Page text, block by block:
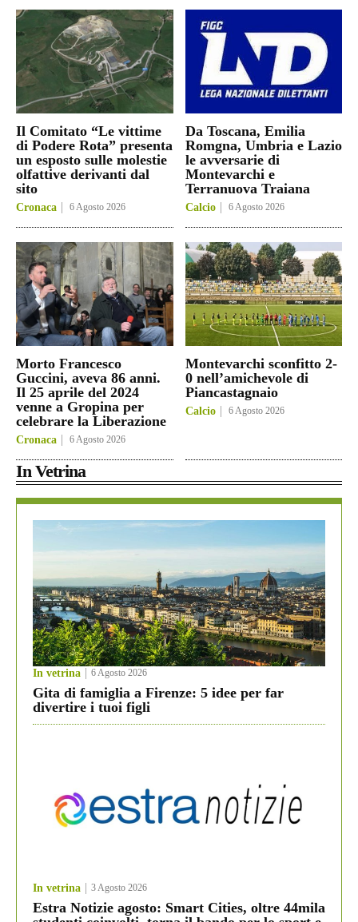
Il Comitato “Le vittime
di Podere Rota” presenta
un esposto sulle molestie
olfattive derivanti dal
sito
Cronaca 6 Agosto 2026
Da Toscana, Emilia
Romgna, Umbria e Lazio
le avversarie di
Montevarchi e
Terranuova Traiana
Calcio 6 Agosto 2026
Morto Francesco
Guccini, aveva 86 anni.
Il 25 aprile del 2024
venne a Gropina per
celebrare la Liberazione
Cronaca 6 Agosto 2026
Montevarchi sconfitto 2-
0 nell’amichevole di
Piancastagnaio
Calcio 6 Agosto 2026
In Vetrina
In vetrina 6 Agosto 2026
Gita di famiglia a Firenze: 5 idee per far
divertire i tuoi figli
In vetrina 3 Agosto 2026
Estra Notizie agosto: Smart Cities, oltre 44mila